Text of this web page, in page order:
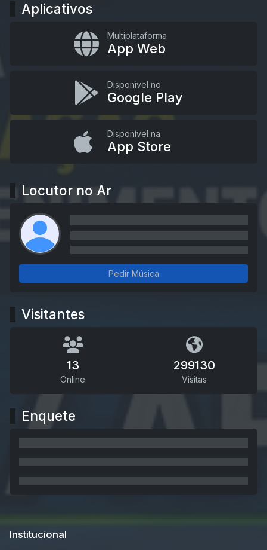
Aplicativos
Multiplataforma
App Web
Disponível no
Google Play
Disponível na
App Store
Locutor no Ar
Pedir Música
Visitantes
13
Online
299130
Visitas
Enquete
Institucional